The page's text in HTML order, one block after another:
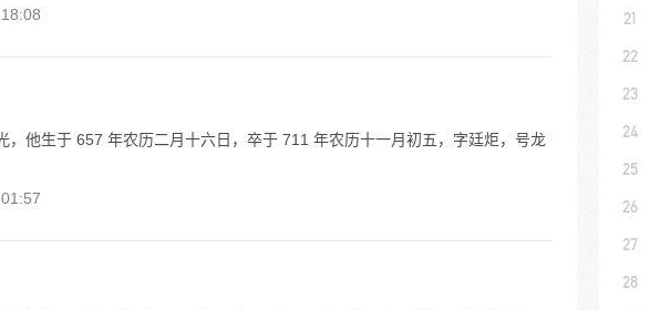
，他生于 657 年农历二月十六日，卒于 711 年农历十一月初五，字廷炬，号龙
21
22
23
24
25
26
27
28